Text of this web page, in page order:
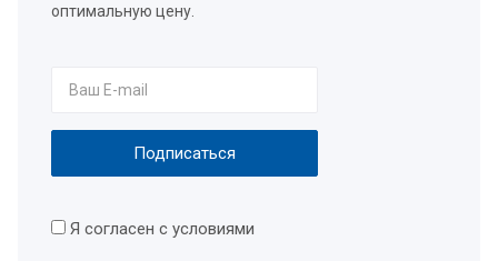
оптимальную цену.
Я согласен с условиями